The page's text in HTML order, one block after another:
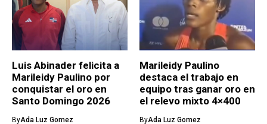
Luis Abinader felicita a
Marileidy Paulino por
conquistar el oro en
Santo Domingo 2026
ByAda Luz Gomez
Marileidy Paulino
destaca el trabajo en
equipo tras ganar oro en
el relevo mixto 4×400
ByAda Luz Gomez